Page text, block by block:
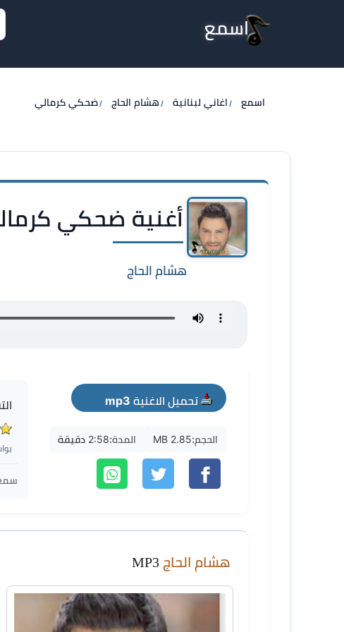
اسمع
اسمع اغاني لبنانية هشام الحاج ضحكي كرمالي
أغنية ضحكي
هشام الحاج
تحميل الاغنية mp3
الحجم:2.85 MB المدة:2:58 دقيقة
هشام الحاج